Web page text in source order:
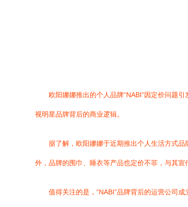
欧阳娜娜推出的个人品牌“NABI”因定价问题
视明星品牌背后的商业逻辑。
据了解，欧阳娜娜于近期推出个人生活方式
外，品牌的围巾、睡衣等产品也定价不菲，与其宣
值得关注的是，“NABI”品牌背后的运营公司